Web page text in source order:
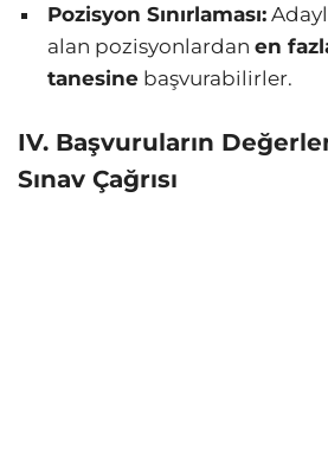
Pozisyon Sınırlaması:
alan pozisyonlardan en
tanesine başvurabilirler.
IV. Başvuruların
Sınav Çağrısı